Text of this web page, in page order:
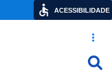
Acesso
ACESSIBILIDADE